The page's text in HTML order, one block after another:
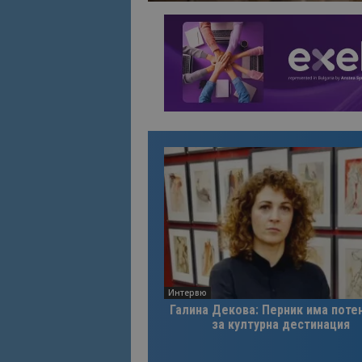
Интервю
Галина Декова: Перник има
за културна дестинация
is_visitor_unique
is_unique
_ga_B09EBBY8PY
_ga_WXPDN4HSCV
_ga_FK650GXHRZ
sc_is_visitor_unique